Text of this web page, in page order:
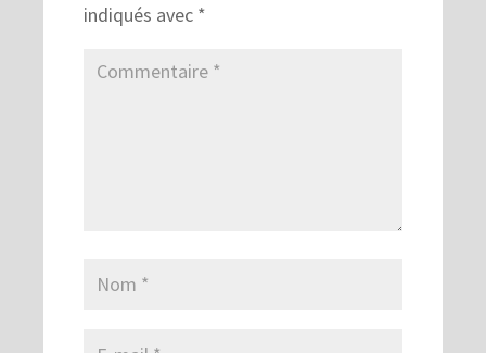
indiqués avec *